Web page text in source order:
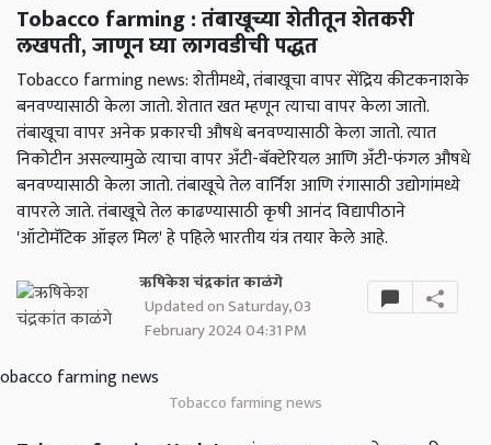
Tobacco farming : तंबाखूच्या शेतीतून शेतकरी
लखपती, जाणून घ्या लागवडीची पद्धत
Tobacco farming news: शेतीमध्ये, तंबाखूचा वापर सेंद्रिय कीटकनाशके
बनवण्यासाठी केला जातो. शेतात खत म्हणून त्याचा वापर केला जातो.
तंबाखूचा वापर अनेक प्रकारची औषधे बनवण्यासाठी केला जातो. त्यात
निकोटीन असल्यामुळे त्याचा वापर अँटी-बॅक्टेरियल आणि अँटी-फंगल औषधे
बनवण्यासाठी केला जातो. तंबाखूचे तेल वार्निश आणि रंगासाठी उद्योगांमध्ये
वापरले जाते. तंबाखूचे तेल काढण्यासाठी कृषी आनंद विद्यापीठाने
'ऑटोमॅटिक ऑइल मिल' हे पहिले भारतीय यंत्र तयार केले आहे.
ऋषिकेश चंद्रकांत काळंगे
Updated on Saturday, 03
February 2024 04:31 PM
Tobacco farming news